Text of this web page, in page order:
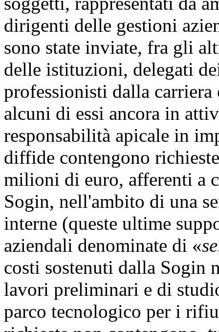
dirigenti delle gestioni
sono state inviate, fra gli
delle istituzioni, delegati
professionisti dalla
alcuni di essi ancora in
responsabilità apicale in
diffide contengono
milioni di euro, afferenti a
Sogin, nell'ambito di una
interne (queste ultime
aziendali denominate di «
costi sostenuti dalla Sogin
lavori preliminari e di
parco tecnologico per i